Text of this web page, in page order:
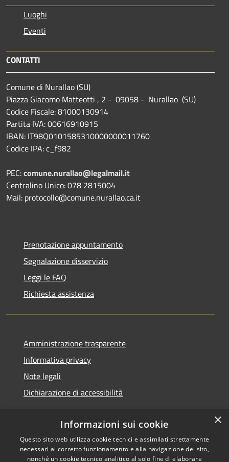
Luoghi
Eventi
CONTATTI
Comune di Nurallao (SU)
Piazza Giacomo Matteotti , 2 - 09058 - Nurallao (SU)
Codice Fiscale: 81000130914
Partita IVA: 00616910915
IBAN: IT98Q0101585310000000011760
Codice IPA: c_f982
PEC:comune.nurallao@legalmail.it
Centralino Unico: 078 2815004
Mail: protocollo@comune.nurallao.ca.it
Prenotazione appuntamento
Segnalazione disservizio
Leggi le FAQ
Richiesta assistenza
Amministrazione trasparente
Informativa privacy
Note legali
Dichiarazione di accessibilità
RSS
Accessibilità
Copyright © 2026 • Comune di
Nurallao • Powered by
×
Informazioni sui cookie
Questo sito web utilizza cookie tecnici e assimilati strettamente
necessari al corretto funzionamento e alla navigazione del sito,
nonché un cookie tecnico analitico al solo fine di elaborare